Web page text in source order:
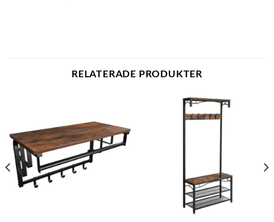
RELATERADE PRODUKTER